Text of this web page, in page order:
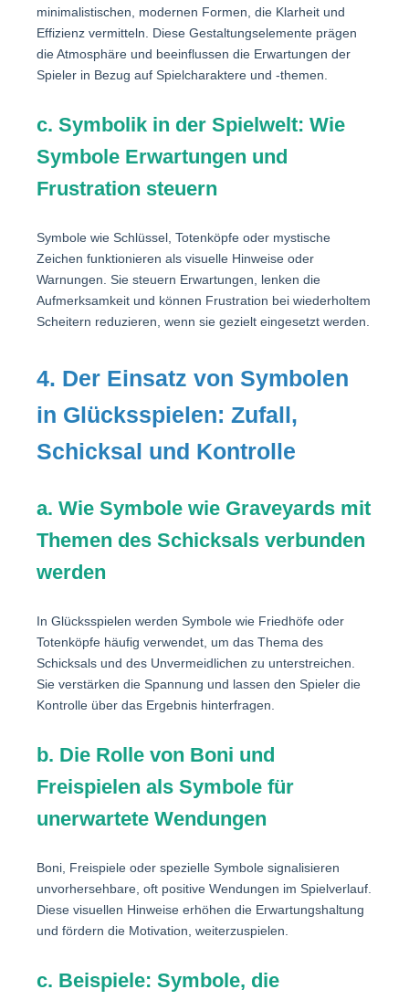
minimalistischen, modernen Formen, die Klarheit und
Effizienz vermitteln. Diese Gestaltungselemente prägen
die Atmosphäre und beeinflussen die Erwartungen der
Spieler in Bezug auf Spielcharaktere und -themen.
c. Symbolik in der Spielwelt: Wie
Symbole Erwartungen und
Frustration steuern
Symbole wie Schlüssel, Totenköpfe oder mystische
Zeichen funktionieren als visuelle Hinweise oder
Warnungen. Sie steuern Erwartungen, lenken die
Aufmerksamkeit und können Frustration bei wiederholtem
Scheitern reduzieren, wenn sie gezielt eingesetzt werden.
4. Der Einsatz von Symbolen
in Glücksspielen: Zufall,
Schicksal und Kontrolle
a. Wie Symbole wie Graveyards mit
Themen des Schicksals verbunden
werden
In Glücksspielen werden Symbole wie Friedhöfe oder
Totenköpfe häufig verwendet, um das Thema des
Schicksals und des Unvermeidlichen zu unterstreichen.
Sie verstärken die Spannung und lassen den Spieler die
Kontrolle über das Ergebnis hinterfragen.
b. Die Rolle von Boni und
Freispielen als Symbole für
unerwartete Wendungen
Boni, Freispiele oder spezielle Symbole signalisieren
unvorhersehbare, oft positive Wendungen im Spielverlauf.
Diese visuellen Hinweise erhöhen die Erwartungshaltung
und fördern die Motivation, weiterzuspielen.
c. Beispiele: Symbole, die